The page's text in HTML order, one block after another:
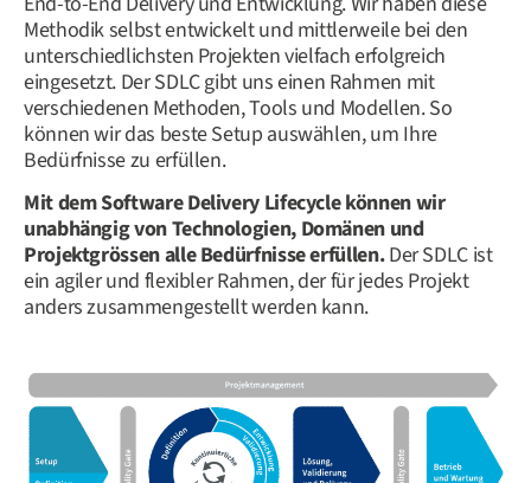
Methodik selbst entwickelt und mittlerweile bei den
unterschiedlichsten Projekten vielfach erfolgreich
eingesetzt. Der SDLC gibt uns einen Rahmen mit
verschiedenen Methoden, Tools und Modellen. So
können wir das beste Setup auswählen, um Ihre
Bedürfnisse zu erfüllen.
Mit dem Software Delivery Lifecycle können wir
unabhängig von Technologien, Domänen und
Projektgrössen alle Bedürfnisse erfüllen.Der SDLC ist
ein agiler und flexibler Rahmen, der für jedes Projekt
anders zusammengestellt werden kann.